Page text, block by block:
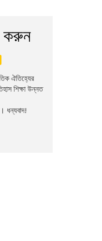
করুন
ঐতিহ্যের
শিক্ষা উন্নত
ধন্যবাদ!